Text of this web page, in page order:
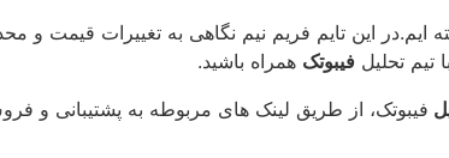
ایم.در این تایم فریم نیم نگاهی به تغییرات قیمت
با تیم تحلیل فیبوتک همراه باشید.
فیبوتک، از طریق لینک های مربوطه به پشتیبانی و